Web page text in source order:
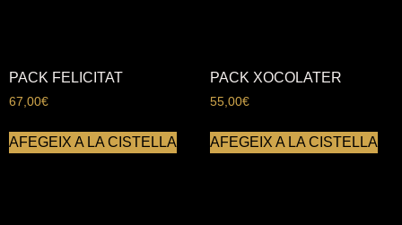
PACK FELICITAT
67,00€
AFEGEIX A LA CISTELLA
PACK XOCOLATER
55,00€
AFEGEIX A LA CISTELLA